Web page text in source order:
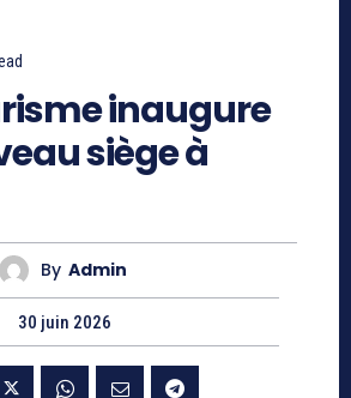
inaugure
siège à
By Admin
30 juin 2026